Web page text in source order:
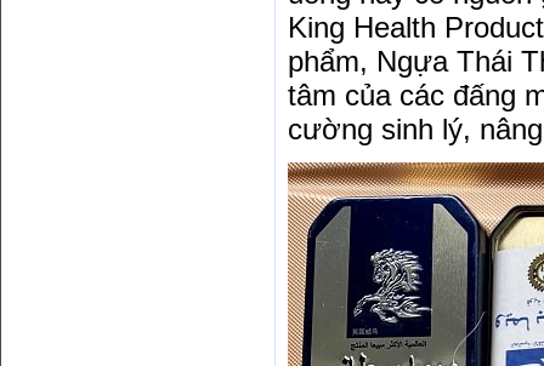
King Health
phẩm, Ngựa Thái
tâm của các đấng
cường sinh lý,